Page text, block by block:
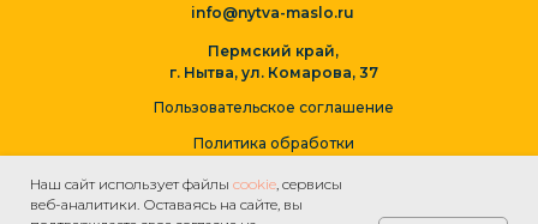
Наш сайт использует файлы cookie, сервисы
веб-аналитики. Оставаясь на сайте, вы
info@nytva-maslo.ru
Пермский край,
г. Нытва, ул. Комарова, 37
Политика обработки
Пользовательское соглашение